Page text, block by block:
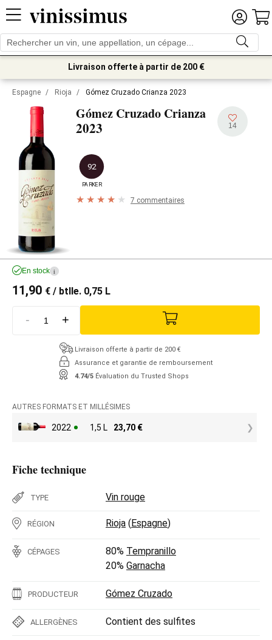
Livraison offerte à partir de 200 €
Espagne / Rioja / Gómez Cruzado Crianza 2023
Gómez Cruzado Crianza
2023 14
92
PARKER
7 commentaires
En stock i
11,90 € / btlle. 0,75 L
- +
Livraison offerte à partir de 200 €
Assurance et garantie de remboursement
4.74/5 Évaluation du Trusted Shops
AUTRES FORMATS ET MILLÉSIMES
2022 1,5 L 23,70 €
Fiche technique
TYPE Vin rouge
RÉGION Rioja (Espagne)
CÉPAGES 80% Tempranillo
20% Garnacha
PRODUCTEUR Gómez Cruzado
ALLERGÈNES Contient des sulfites